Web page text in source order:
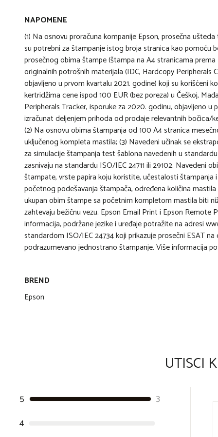
NAPOMENE
(1) Na osnovu proračuna kompanije Epson, prosečna
su potrebni za štampanje istog broja stranica kao pomoću
prosečnog obima štampe (štampa na A4 stranicama prema
originalnih potrošnih materijala (IDC, Hardcopy Peripherals
objavljeno u prvom kvartalu 2021. godine) koji su korišćeni
kertridžima cene ispod 100 EUR (bez poreza) u Češkoj,
Peripherals Tracker, isporuke za 2020. godinu, objavljeno
izračunat deljenjem prihoda od prodaje relevantnih
(2) Na osnovu obima štampanja od 100 A4 stranica
uključenog kompleta mastila; (3) Navedeni učinak se
za simulacije štampanja test šablona navedenih u
zasnivaju na standardu ISO/IEC 24711 ili 29102. Navedeni
štampate, vrste papira koju koristite, učestalosti
početnog podešavanja štampača, određena količina
ukupan obim štampe sa početnim kompletom mastila biti
zahtevaju bežičnu vezu. Epson Email Print i Epson
informacija, podržane jezike i uređaje potražite na adresi
standardom ISO/IEC 24734 koji prikazuje prosečni ESAT
podrazumevano jednostrano štampanje. Više informacija
BREND
Epson
UTISCI
5
3
4